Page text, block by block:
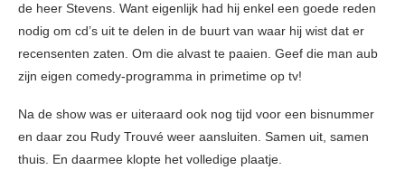
de heer Stevens. Want eigenlijk had hij enkel een goede reden
nodig om cd’s uit te delen in de buurt van waar hij wist dat er
recensenten zaten. Om die alvast te paaien. Geef die man aub
zijn eigen comedy-programma in primetime op tv!
Na de show was er uiteraard ook nog tijd voor een bisnummer
en daar zou Rudy Trouvé weer aansluiten. Samen uit, samen
thuis. En daarmee klopte het volledige plaatje.